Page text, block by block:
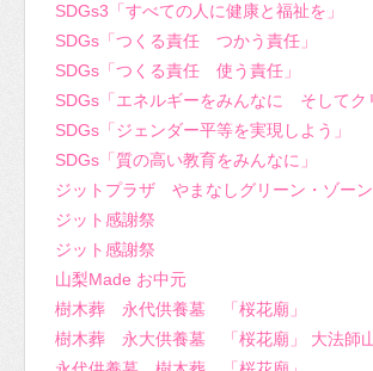
SDGs3「すべての人に健康と福祉を」
SDGs「つくる責任 つかう責任」
SDGs「つくる責任 使う責任」
SDGs「エネルギーをみんなに そしてク
SDGs「ジェンダー平等を実現しよう」
SDGs「質の高い教育をみんなに」
ジットプラザ やまなしグリーン・ゾー
ジット感謝祭
ジット感謝祭
山梨Made お中元
樹木葬 永代供養墓 「桜花廟」
樹木葬 永大供養墓 「桜花廟」 大法師山